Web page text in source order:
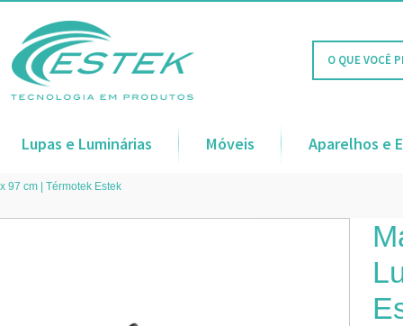
Lupas e Luminárias Móveis Aparelhos e
97 cm | Térmotek Estek